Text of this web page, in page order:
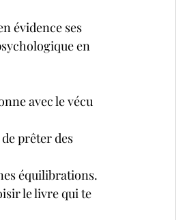
évidence ses
en
avec le vécu
prêter des
équilibrations.
le livre qui te